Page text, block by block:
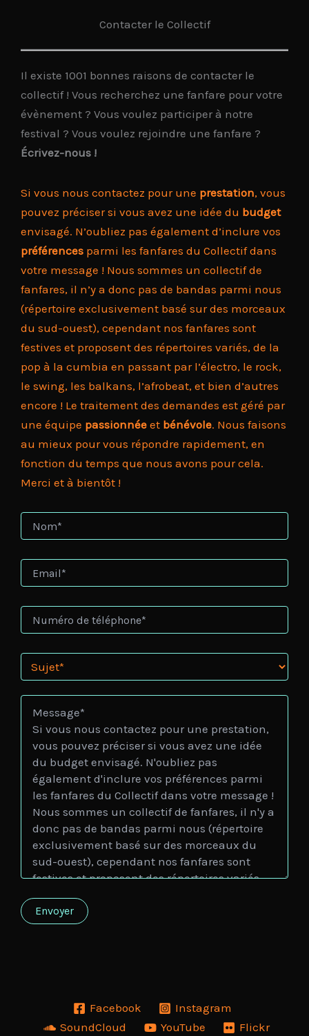
Contacter le Collectif
Il existe 1001 bonnes raisons de contacter le
collectif ! Vous recherchez une fanfare pour votre
évènement ? Vous voulez participer à notre
festival ? Vous voulez rejoindre une fanfare ?
Écrivez-nous !
Si vous nous contactez pour une prestation, vous
pouvez préciser si vous avez une idée du budget
envisagé. N’oubliez pas également d’inclure vos
préférences parmi les fanfares du Collectif dans
votre message ! Nous sommes un collectif de
fanfares, il n’y a donc pas de bandas parmi nous
(répertoire exclusivement basé sur des morceaux
du sud-ouest), cependant nos fanfares sont
festives et proposent des répertoires variés, de la
pop à la cumbia en passant par l’électro, le rock,
le swing, les balkans, l’afrobeat, et bien d’autres
encore ! Le traitement des demandes est géré par
une équipe passionnée et bénévole. Nous faisons
au mieux pour vous répondre rapidement, en
fonction du temps que nous avons pour cela.
Merci et à bientôt !
Facebook
Instagram
SoundCloud
YouTube Flickr